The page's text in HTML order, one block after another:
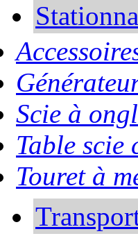
Scie à
Table
Touret à